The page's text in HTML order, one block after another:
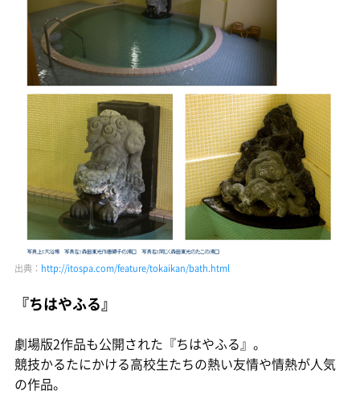
出典： http://itospa.com/feature/tokaikan/bath.html
『ちはやふる』
劇場版2作品も公開された『ちはやふる』。
競技かるたにかける高校生たちの熱い友情や情熱が人気
の作品。